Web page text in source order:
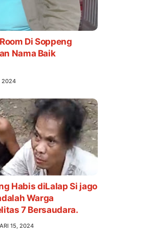
Di Soppeng
Nama Baik
2024
Warga
7 Bersaudara.
15, 2024